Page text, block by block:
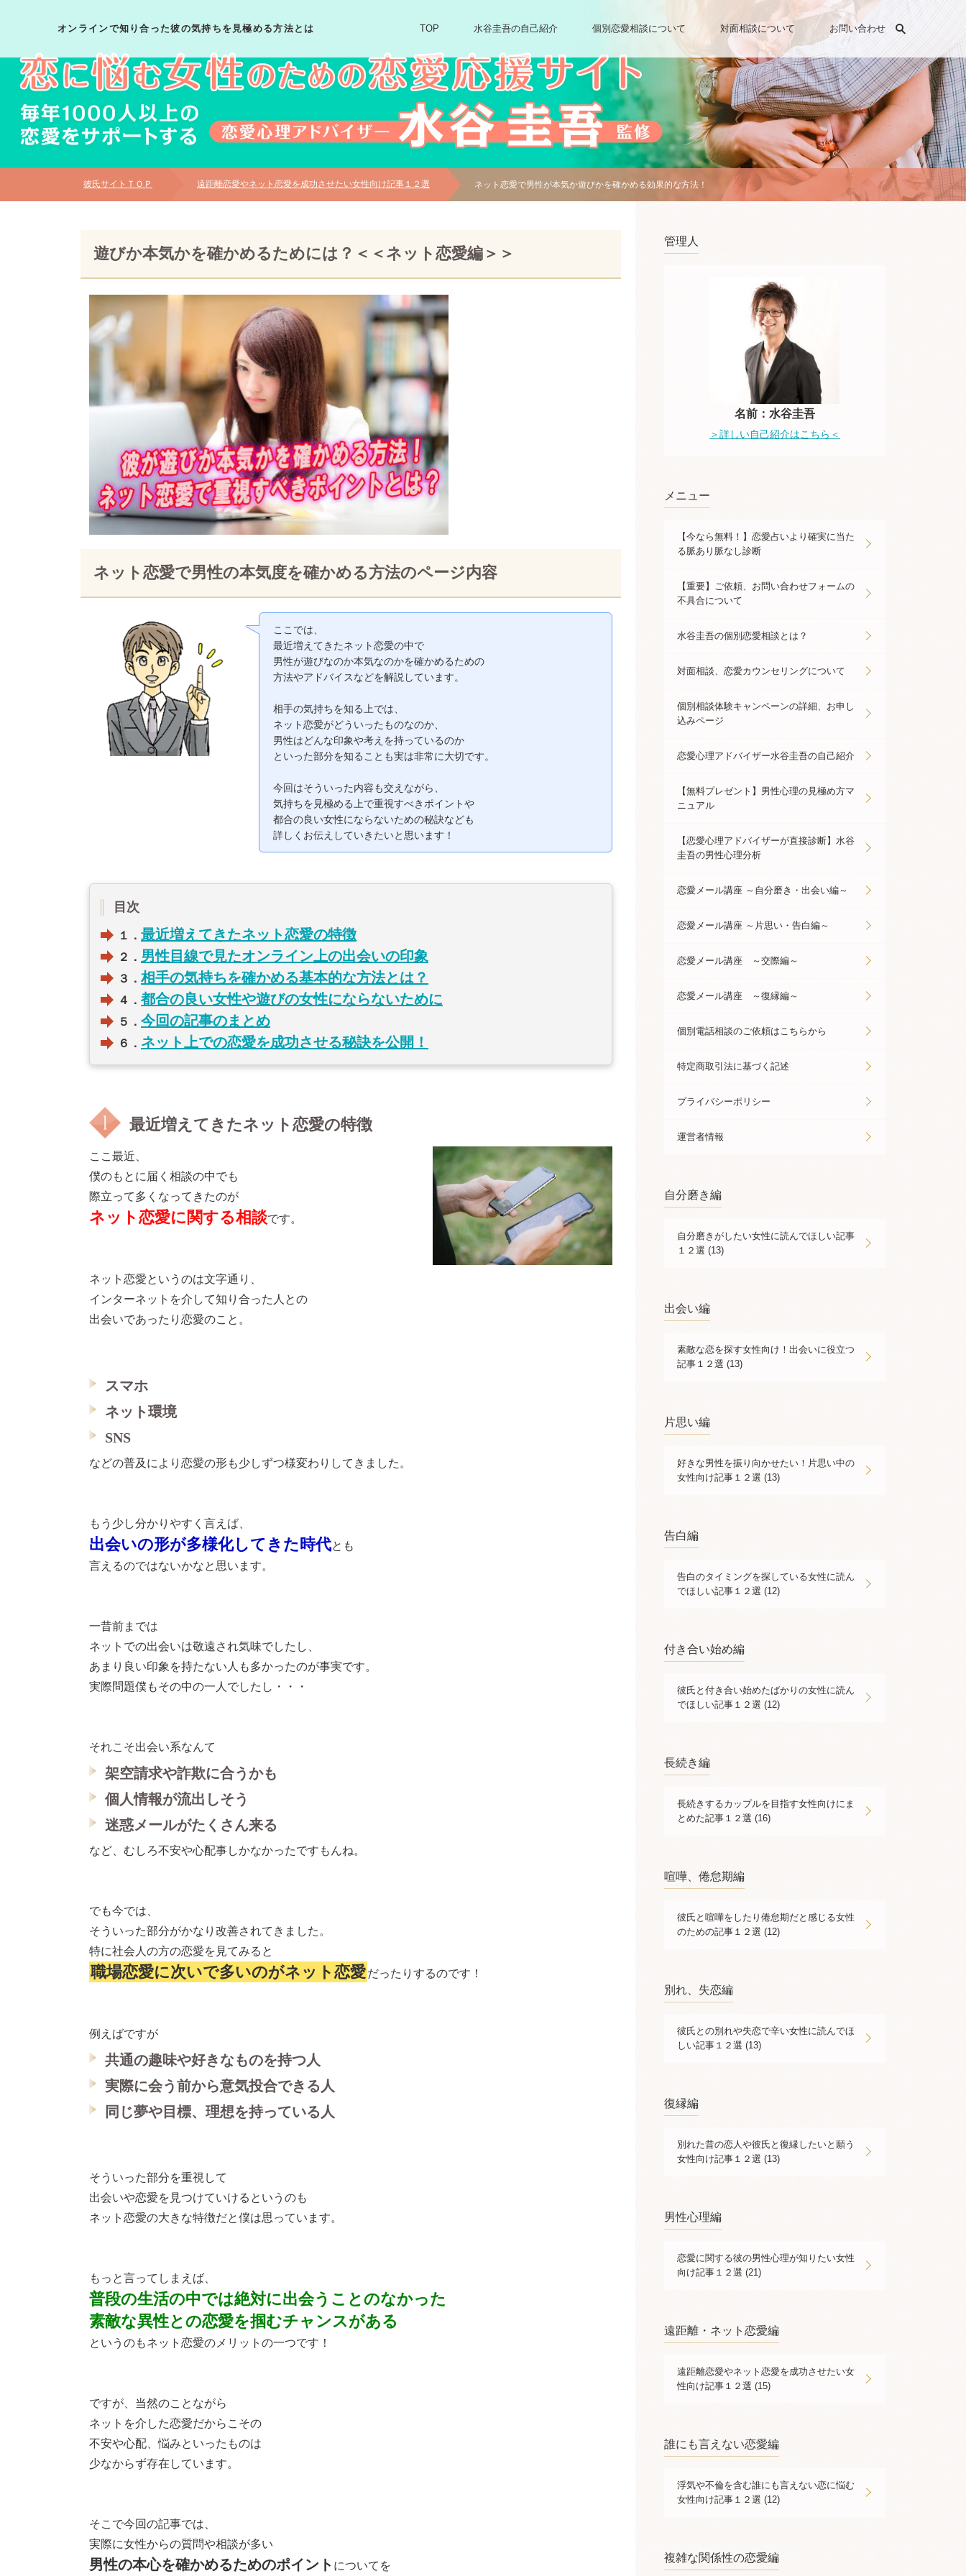
オンラインで知り合った彼の気持ちを見極める方法とは TOP 水谷圭吾の自己紹介 個別恋愛相談について 対面相談について お問い合わせ
彼氏サイトＴＯＰ 遠距離恋愛やネット恋愛を成功させたい女性向け記事１２選 ネット恋愛で男性が本気か遊びかを確かめる効果的な方法！
遊びか本気かを確かめるためには？＜＜ネット恋愛編＞＞
ネット恋愛で男性の本気度を確かめる方法のページ内容
ここでは、
最近増えてきたネット恋愛の中で
男性が遊びなのか本気なのかを確かめるための
方法やアドバイスなどを解説しています。
相手の気持ちを知る上では、
ネット恋愛がどういったものなのか、
男性はどんな印象や考えを持っているのか
といった部分を知ることも実は非常に大切です。
今回はそういった内容も交えながら、
気持ちを見極める上で重視すべきポイントや
都合の良い女性にならないための秘訣なども
詳しくお伝えしていきたいと思います！
目次
１． 最近増えてきたネット恋愛の特徴
２． 男性目線で見たオンライン上の出会いの印象
３． 相手の気持ちを確かめる基本的な方法とは？
４． 都合の良い女性や遊びの女性にならないために
５． 今回の記事のまとめ
６． ネット上での恋愛を成功させる秘訣を公開！
最近増えてきたネット恋愛の特徴
ここ最近、
僕のもとに届く相談の中でも
際立って多くなってきたのが
ネット恋愛に関する相談です。
ネット恋愛というのは文字通り、
インターネットを介して知り合った人との
出会いであったり恋愛のこと。
スマホ
ネット環境
SNS
などの普及により恋愛の形も少しずつ様変わりしてきました。
もう少し分かりやすく言えば、
出会いの形が多様化してきた時代とも
言えるのではないかなと思います。
一昔前までは
ネットでの出会いは敬遠され気味でしたし、
あまり良い印象を持たない人も多かったのが事実です。
実際問題僕もその中の一人でしたし・・・
それこそ出会い系なんて
架空請求や詐欺に合うかも
個人情報が流出しそう
迷惑メールがたくさん来る
など、むしろ不安や心配事しかなかったですもんね。
でも今では、
そういった部分がかなり改善されてきました。
特に社会人の方の恋愛を見てみると
職場恋愛に次いで多いのがネット恋愛だったりするのです！
例えばですが
共通の趣味や好きなものを持つ人
実際に会う前から意気投合できる人
同じ夢や目標、理想を持っている人
そういった部分を重視して
出会いや恋愛を見つけていけるというのも
ネット恋愛の大きな特徴だと僕は思っています。
もっと言ってしまえば、
普段の生活の中では絶対に出会うことのなかった
素敵な異性との恋愛を掴むチャンスがある
というのもネット恋愛のメリットの一つです！
ですが、当然のことながら
ネットを介した恋愛だからこその
不安や心配、悩みといったものは
少なからず存在しています。
そこで今回の記事では、
実際に女性からの質問や相談が多い
男性の本心を確かめるためのポイント についてを
管理人
名前：水谷圭吾
＞詳しい自己紹介はこちら＜
メニュー
【今なら無料！】恋愛占いより確実に当た
る脈あり脈なし診断
【重要】ご依頼、お問い合わせフォームの
不具合について
水谷圭吾の個別恋愛相談とは？
対面相談、恋愛カウンセリングについて
個別相談体験キャンペーンの詳細、お申し
込みページ
恋愛心理アドバイザー水谷圭吾の自己紹介
【無料プレゼント】男性心理の見極め方マ
ニュアル
【恋愛心理アドバイザーが直接診断】水谷
圭吾の男性心理分析
恋愛メール講座 ～自分磨き・出会い編～
恋愛メール講座 ～片思い・告白編～
恋愛メール講座 ～交際編～
恋愛メール講座 ～復縁編～
個別電話相談のご依頼はこちらから
特定商取引法に基づく記述
プライバシーポリシー
運営者情報
自分磨き編
自分磨きがしたい女性に読んでほしい記事
１２選 (13)
出会い編
素敵な恋を探す女性向け！出会いに役立つ
記事１２選 (13)
片思い編
好きな男性を振り向かせたい！片思い中の
女性向け記事１２選 (13)
告白編
告白のタイミングを探している女性に読ん
でほしい記事１２選 (12)
付き合い始め編
彼氏と付き合い始めたばかりの女性に読ん
でほしい記事１２選 (12)
長続き編
長続きするカップルを目指す女性向けにま
とめた記事１２選 (16)
喧嘩、倦怠期編
彼氏と喧嘩をしたり倦怠期だと感じる女性
のための記事１２選 (12)
別れ、失恋編
彼氏との別れや失恋で辛い女性に読んでほ
しい記事１２選 (13)
復縁編
別れた昔の恋人や彼氏と復縁したいと願う
女性向け記事１２選 (13)
男性心理編
恋愛に関する彼の男性心理が知りたい女性
向け記事１２選 (21)
遠距離・ネット恋愛編
遠距離恋愛やネット恋愛を成功させたい女
性向け記事１２選 (15)
誰にも言えない恋愛編
浮気や不倫を含む誰にも言えない恋に悩む
女性向け記事１２選 (12)
複雑な関係性の恋愛編